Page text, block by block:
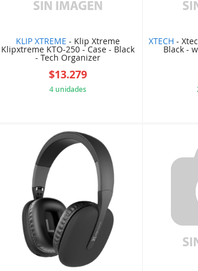
KLIP XTREME - Klip Xtreme
Klipxtreme KTO-250 - Case - Black
- Tech Organizer
$13.279
4 unidades
XTECH -
Black -